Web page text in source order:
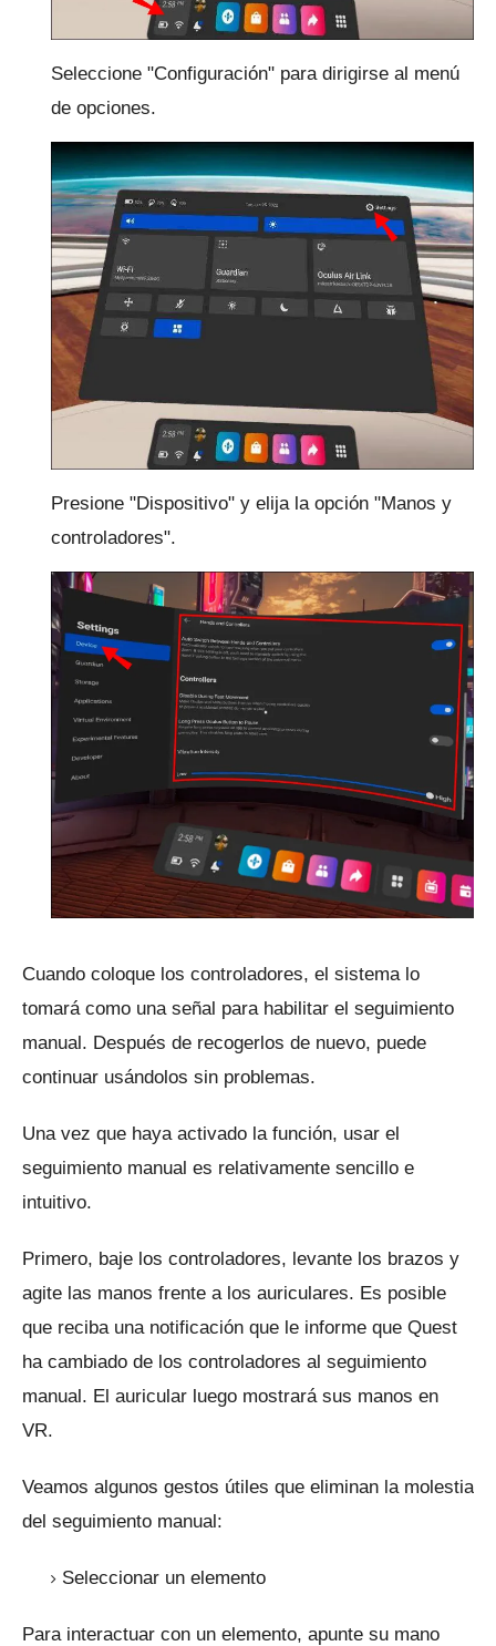
Seleccione "Configuración" para dirigirse al menú
de opciones.
Presione "Dispositivo" y elija la opción "Manos y
controladores".
Cuando coloque los controladores, el sistema lo
tomará como una señal para habilitar el seguimiento
manual. Después de recogerlos de nuevo, puede
continuar usándolos sin problemas.
Una vez que haya activado la función, usar el
seguimiento manual es relativamente sencillo e
intuitivo.
Primero, baje los controladores, levante los brazos y
agite las manos frente a los auriculares. Es posible
que reciba una notificación que le informe que Quest
ha cambiado de los controladores al seguimiento
manual. El auricular luego mostrará sus manos en
VR.
Veamos algunos gestos útiles que eliminan la molestia
del seguimiento manual:
Seleccionar un elemento
Para interactuar con un elemento, apunte su mano